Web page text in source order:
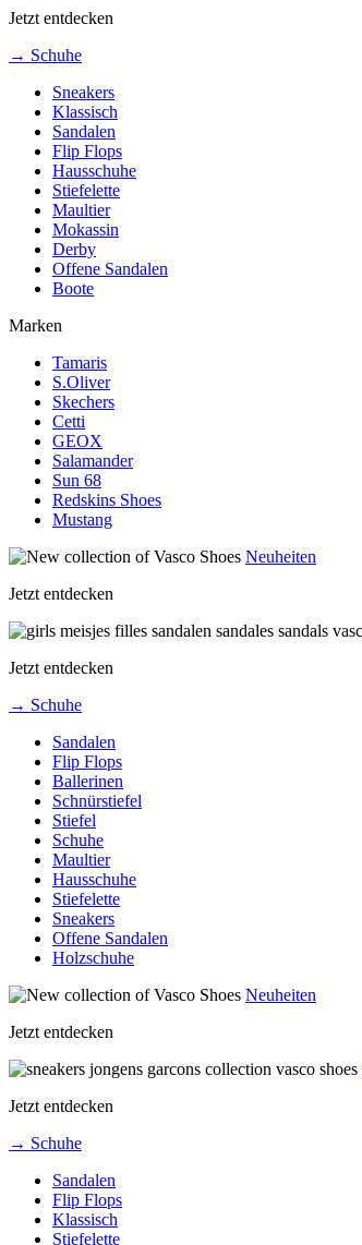
Jetzt entdecken
→ Schuhe
Sneakers
Klassisch
Sandalen
Flip Flops
Hausschuhe
Stiefelette
Maultier
Mokassin
Derby
Offene Sandalen
Boote
Marken
Tamaris
S.Oliver
Skechers
Cetti
GEOX
Salamander
Sun 68
Redskins Shoes
Mustang
Neuheiten
Jetzt entdecken
Jetzt entdecken
→ Schuhe
Sandalen
Flip Flops
Ballerinen
Schnürstiefel
Stiefel
Schuhe
Maultier
Hausschuhe
Stiefelette
Sneakers
Offene Sandalen
Holzschuhe
Neuheiten
Jetzt entdecken
Jetzt entdecken
→ Schuhe
Sandalen
Flip Flops
Klassisch
Stiefelette